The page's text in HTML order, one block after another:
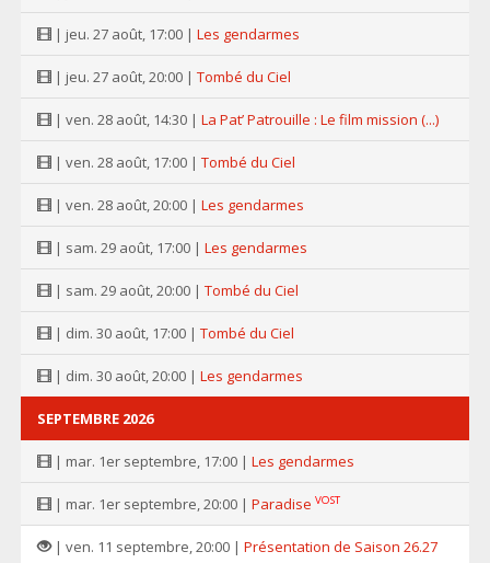
| jeu. 27 août, 17:00 | Les gendarmes
| jeu. 27 août, 20:00 | Tombé du Ciel
| ven. 28 août, 14:30 | La Pat’ Patrouille : Le film mission (...)
| ven. 28 août, 17:00 | Tombé du Ciel
| ven. 28 août, 20:00 | Les gendarmes
| sam. 29 août, 17:00 | Les gendarmes
| sam. 29 août, 20:00 | Tombé du Ciel
| dim. 30 août, 17:00 | Tombé du Ciel
| dim. 30 août, 20:00 | Les gendarmes
SEPTEMBRE 2026
| mar. 1er septembre, 17:00 | Les gendarmes
| mar. 1er septembre, 20:00 | Paradise VOST
| ven. 11 septembre, 20:00 | Présentation de Saison 26.27